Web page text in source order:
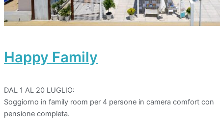
Happy Family
DAL 1 AL 20 LUGLIO:
Soggiorno in family room per 4 persone in camera comfort con
pensione completa.